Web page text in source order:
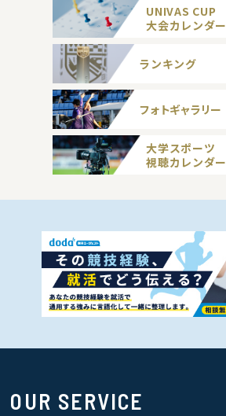
UNIVAS CUP
大会カレンダー
ランキング
フォトギャラリー
大学スポーツ
視聴カレンダー
OUR SERVICE